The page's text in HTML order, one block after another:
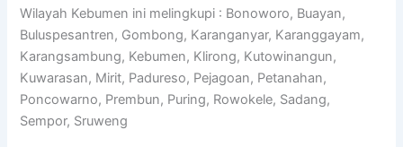
Wilayah Kebumen ini melingkupi : Bonoworo, Buayan,
Buluspesantren, Gombong, Karanganyar, Karanggayam,
Karangsambung, Kebumen, Klirong, Kutowinangun,
Kuwarasan, Mirit, Padureso, Pejagoan, Petanahan,
Poncowarno, Prembun, Puring, Rowokele, Sadang,
Sempor, Sruweng